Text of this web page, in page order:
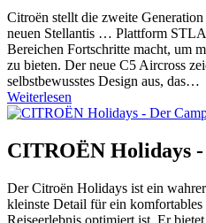
Citroën stellt die zweite
neuen Stellantis … Plattform
Bereichen Fortschritte macht, um
zu bieten. Der neue C5 Aircross
selbstbewusstes Design aus, das…
Weiterlesen
CITROËN Holidays
Der Citroën Holidays ist ein
kleinste Detail für ein komfortables
Reiseerlebnis optimiert ist. Er